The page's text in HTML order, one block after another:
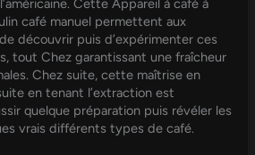
Cette Appareil à café à
café manuel permettent aux
découvrir puis d’expérimenter ces
tout Chez garantissant une fraîcheur
Chez suite, cette maîtrise en
en tenant l’extraction est
quelque préparation puis révéler les
vrais différents types de café.